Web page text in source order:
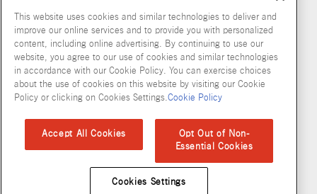
Stubb's Produits abandonnés
© McCormick & Company, Inc. 2026
Politique en matiere de fichiers temoins
Plan du site
Normes d'accessibilité
This website uses cookies and similar technologies to deliver and
improve our online services and to provide you with personalized
content, including online advertising. By continuing to use our
website, you agree to our use of cookies and similar technologies
in accordance with our Cookie Policy. You can exercise choices
about the use of cookies on this website by visiting our Cookie
Policy or clicking on Cookies Settings.Cookie Policy
Accept All Cookies
Opt Out of Non-
Essential Cookies
Cookies Settings